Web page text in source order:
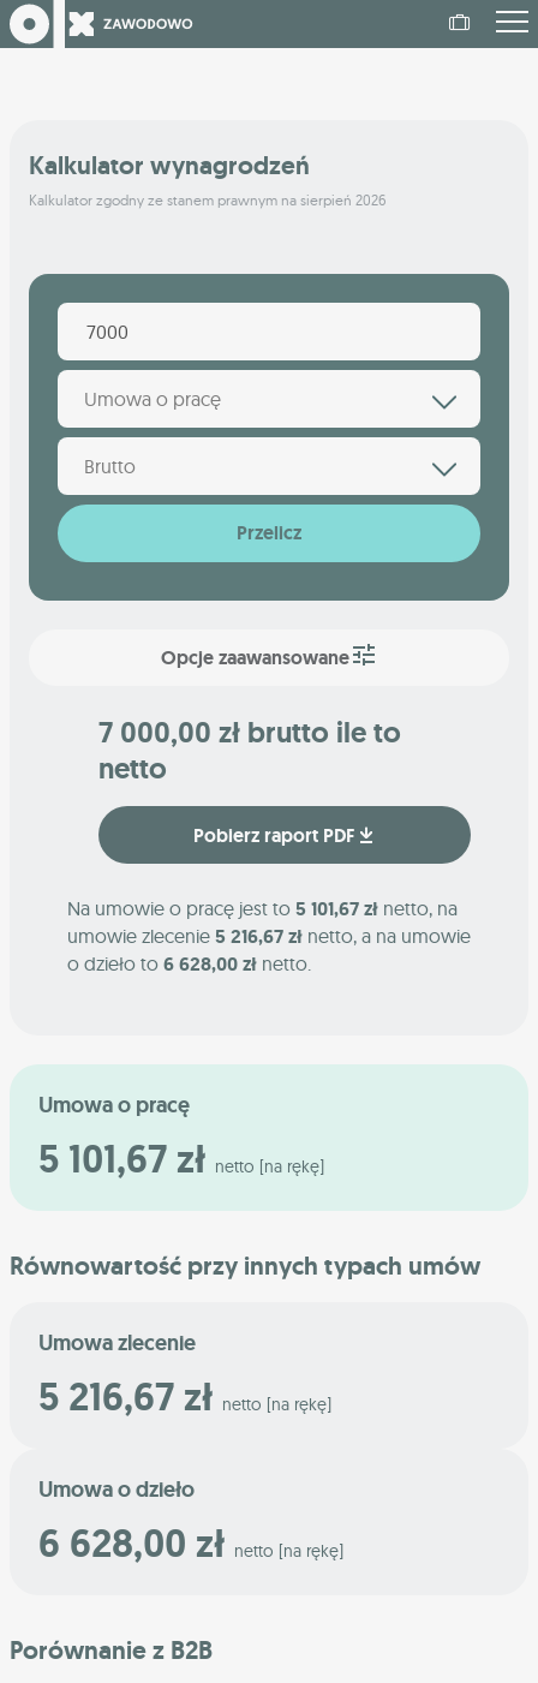
Kalkulator wynagrodzeń
Kalkulator zgodny ze stanem prawnym na sierpień 2026
Umowa o pracę
Brutto
Przelicz
Opcje zaawansowane
7 000,00 zł brutto ile to
netto
Pobierz raport PDF
Na umowie o pracę jest to 5 101,67 zł netto, na
umowie zlecenie 5 216,67 zł netto, a na umowie
o dzieło to 6 628,00 zł netto.
Umowa o pracę
5 101,67 zł netto [na rękę]
Równowartość przy innych typach umów
Umowa zlecenie
5 216,67 zł netto [na rękę]
Umowa o dzieło
6 628,00 zł netto [na rękę]
Porównanie z B2B